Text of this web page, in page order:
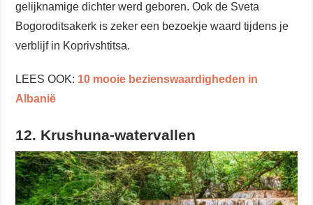
gelijknamige dichter werd geboren. Ook de Sveta
Bogoroditsakerk is zeker een bezoekje waard tijdens je
verblijf in Koprivshtitsa.
LEES OOK: 10 mooie bezienswaardigheden in
Albanië
12. Krushuna-watervallen